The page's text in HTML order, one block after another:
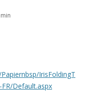
IrisFoldingT
Default.aspx